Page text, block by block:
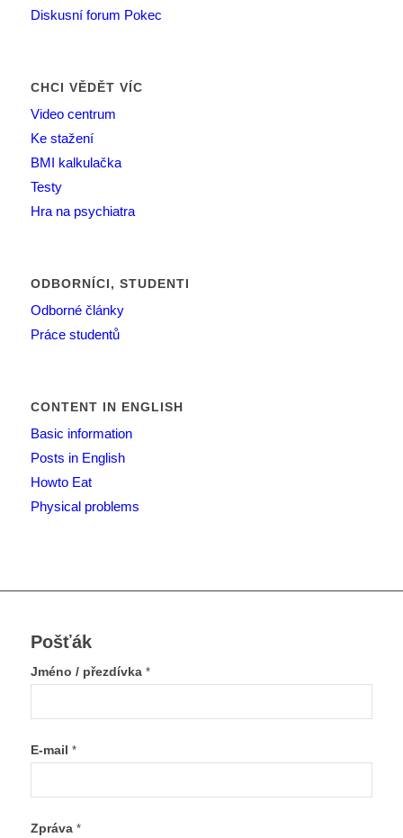
Diskusní forum Pokec
CHCI VĚDĚT VÍC
Video centrum
Ke stažení
BMI kalkulačka
Testy
Hra na psychiatra
ODBORNÍCI, STUDENTI
Odborné články
Práce studentů
CONTENT IN ENGLISH
Basic information
Posts in English
Howto Eat
Physical problems
Pošťák
Jméno / přezdívka *
E-mail *
Zpráva *